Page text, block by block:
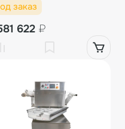
заказ
622 ₽